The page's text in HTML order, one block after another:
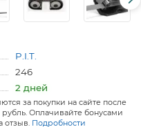
P.I.T.
246
2 дней
за покупки на сайте после
рубль. Оплачивайте бонусами
отзыв. Подробности